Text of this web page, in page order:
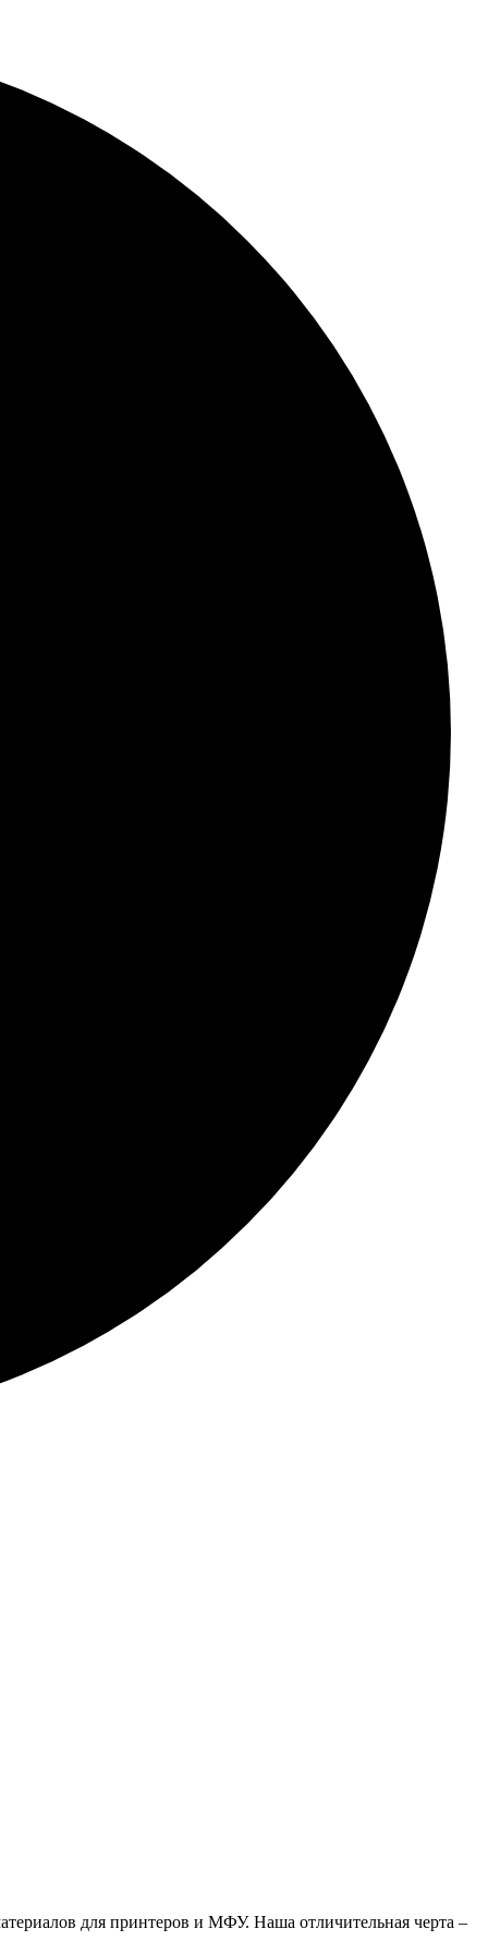
для принтеров и МФУ. Наша отличительная черта –